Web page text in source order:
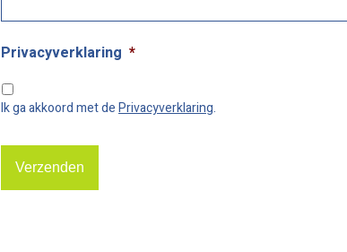
Privacyverklaring *
Ik ga akkoord met dePrivacyverklaring.